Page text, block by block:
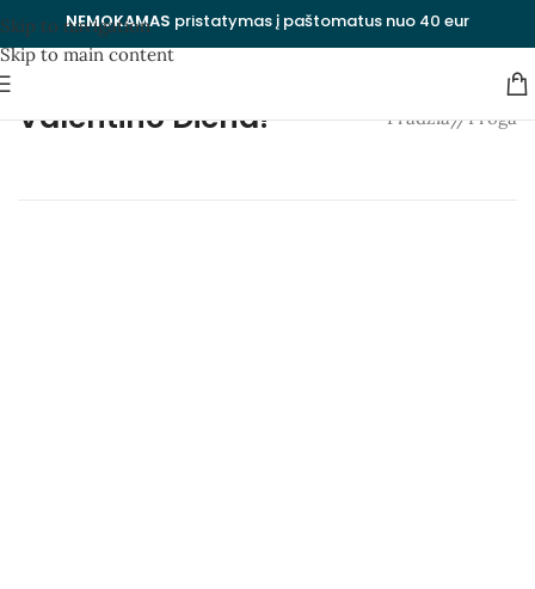
Skip to navigation
Skip to main content
NEMOKAMAS pristatymas į paštomatus nuo 40 eur
Valentino Diena! Pradžia/ Proga